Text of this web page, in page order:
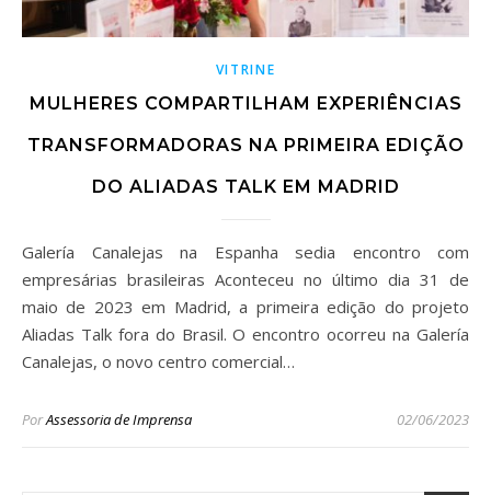
VITRINE
MULHERES COMPARTILHAM EXPERIÊNCIAS
TRANSFORMADORAS NA PRIMEIRA EDIÇÃO
DO ALIADAS TALK EM MADRID
Galería Canalejas na Espanha sedia encontro com
empresárias brasileiras Aconteceu no último dia 31 de
maio de 2023 em Madrid, a primeira edição do projeto
Aliadas Talk fora do Brasil. O encontro ocorreu na Galería
Canalejas, o novo centro comercial…
PorAssessoria de Imprensa 02/06/2023